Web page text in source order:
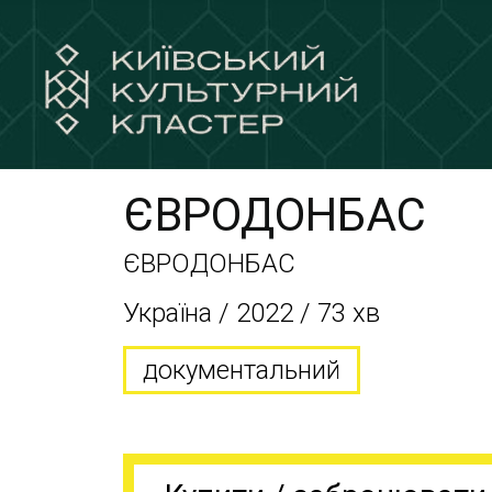
ЄВРОДОНБАС
ЄВРОДОНБАС
Україна / 2022 / 73 хв
документальний